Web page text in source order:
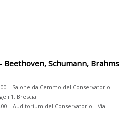
Beethoven, Schumann, Brahms
– Salone da Cemmo del Conservatorio –
1, Brescia
– Auditorium del Conservatorio – Via